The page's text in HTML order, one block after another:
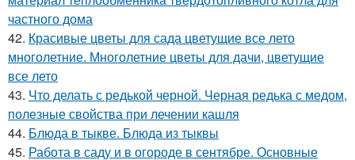
частного дома
42. Красивые цветы для сада цветущие все лето
многолетние. Многолетние цветы для дачи, цветущие
все лето
43. Что делать с редькой черной. Черная редька с медом,
полезные свойства при лечении кашля
44. Блюда в тыкве. Блюда из тыквы
45. Работа в саду и в огороде в сентябре. Основные